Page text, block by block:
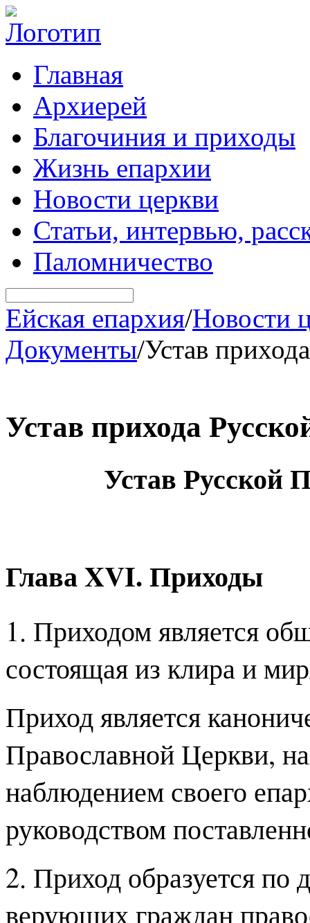
Главная
Архиерей
Благочиния и приходы
Жизнь епархии
Новости церкви
Статьи, интервью,
Паломничество
Ейская епархия/Новости
Документы/Устав
Устав прихода
Устав Русской
Глава XVI. Приходы
1. Приходом является
состоящая из клира и
Приход является
Православной Церкви,
наблюдением своего
руководством
2. Приход образуется по
верующих граждан